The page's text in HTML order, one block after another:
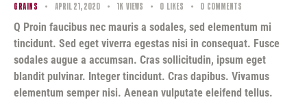
GRAINS April 21, 2020 1K Views 0 Likes 0 Comments
Q Proin faucibus nec mauris a sodales, sed elementum mi
tincidunt. Sed eget viverra egestas nisi in consequat. Fusce
sodales augue a accumsan. Cras sollicitudin, ipsum eget
blandit pulvinar. Integer tincidunt. Cras dapibus. Vivamus
elementum semper nisi. Aenean vulputate eleifend tellus.